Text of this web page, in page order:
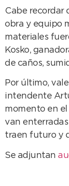
audio
Cabe recordar
obra y equipo
materiales
Kosko,
de caños,
Por último,
intendente
momento en
van enterradas
traen futuro y
Se adjuntan